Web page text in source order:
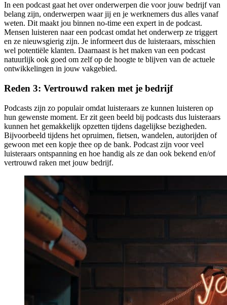
In een podcast gaat het over onderwerpen die voor jouw bedrijf van
belang zijn, onderwerpen waar jij en je werknemers dus alles vanaf
weten. Dit maakt jou binnen no-time een expert in de podcast.
Mensen luisteren naar een podcast omdat het onderwerp ze triggert
en ze nieuwsgierig zijn. Je informeert dus de luisteraars, misschien
wel potentiële klanten. Daarnaast is het maken van een podcast
natuurlijk ook goed om zelf op de hoogte te blijven van de actuele
ontwikkelingen in jouw vakgebied.
Reden 3: Vertrouwd raken met je bedrijf
Podcasts zijn zo populair omdat luisteraars ze kunnen luisteren op
hun gewenste moment. Er zit geen beeld bij podcasts dus luisteraars
kunnen het gemakkelijk opzetten tijdens dagelijkse bezigheden.
Bijvoorbeeld tijdens het opruimen, fietsen, wandelen, autorijden of
gewoon met een kopje thee op de bank. Podcast zijn voor veel
luisteraars ontspanning en hoe handig als ze dan ook bekend en/of
vertrouwd raken met jouw bedrijf.